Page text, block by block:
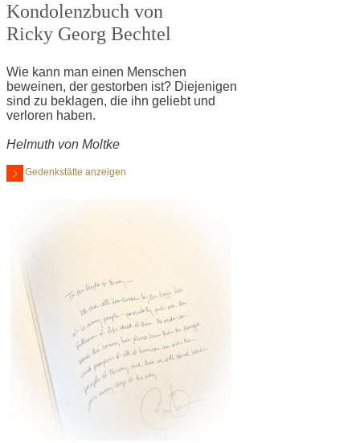
Kondolenzbuch von
Ricky Georg Bechtel
Wie kann man einen Menschen
beweinen, der gestorben ist? Diejenigen
sind zu beklagen, die ihn geliebt und
verloren haben.
Helmuth von Moltke
Gedenkstätte anzeigen